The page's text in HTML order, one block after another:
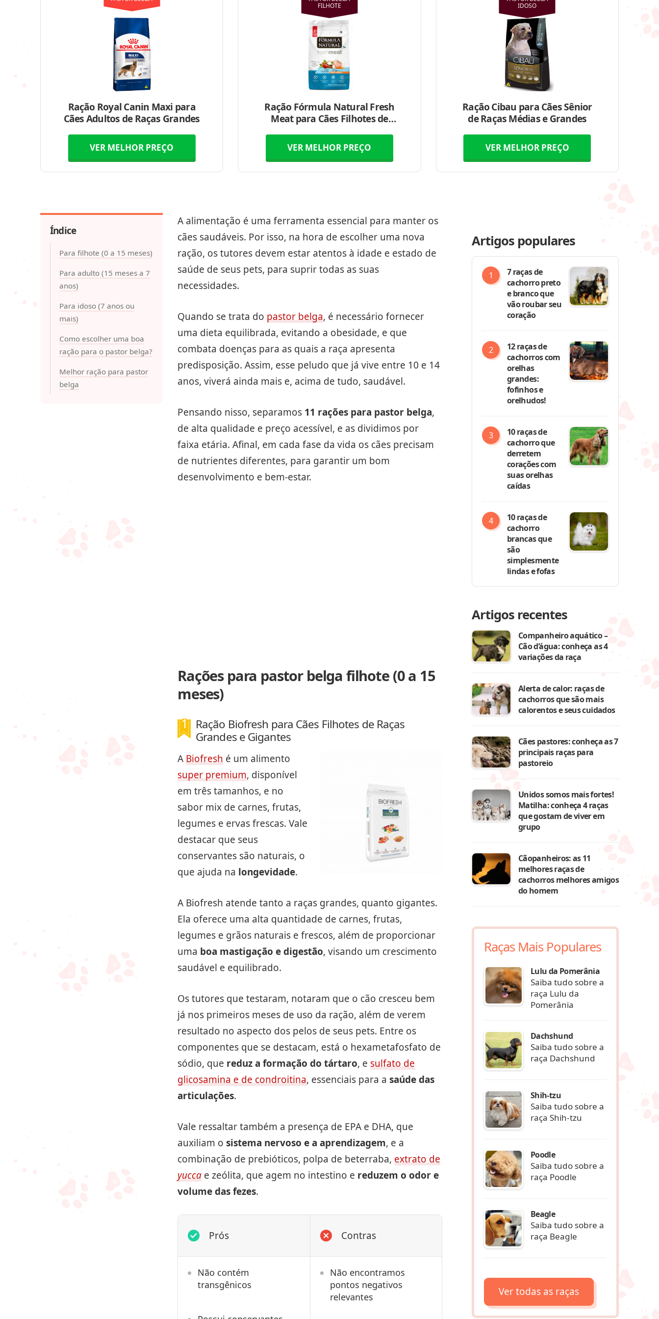
Ração Royal Canin Maxi para
Cães Adultos de Raças Grandes
VER MELHOR PREÇO
FILHOTE
Ração Fórmula Natural Fresh
Meat para Cães Filhotes de
VER MELHOR PREÇO
IDOSO
Ração Cibau para Cães Sênior
de Raças Médias e Grandes
VER MELHOR PREÇO
Índice
Para filhote (0 a 15 meses)
Para adulto (15 meses a 7
anos)
Para idoso (7 anos ou
mais)
Como escolher uma boa
ração para o pastor belga?
Melhor ração para pastor
belga
A alimentação é uma ferramenta essencial para manter os
cães saudáveis. Por isso, na hora de escolher uma nova
ração, os tutores devem estar atentos à idade e estado de
saúde de seus pets, para suprir todas as suas
necessidades.
Quando se trata do pastor belga, é necessário fornecer
uma dieta equilibrada, evitando a obesidade, e que
combata doenças para as quais a raça apresenta
predisposição. Assim, esse peludo que já vive entre 10 e 14
anos, viverá ainda mais e, acima de tudo, saudável.
Pensando nisso, separamos 11 rações para pastor belga,
de alta qualidade e preço acessível, e as dividimos por
faixa etária. Afinal, em cada fase da vida os cães precisam
de nutrientes diferentes, para garantir um bom
desenvolvimento e bem-estar.
Rações para pastor belga filhote (0 a 15
meses)
Ração Biofresh para Cães Filhotes de Raças
Grandes e Gigantes
A Biofresh é um alimento
super premium, disponível
em três tamanhos, e no
sabor mix de carnes, frutas,
legumes e ervas frescas. Vale
destacar que seus
conservantes são naturais, o
que ajuda na longevidade.
A Biofresh atende tanto a raças grandes, quanto gigantes.
Ela oferece uma alta quantidade de carnes, frutas,
legumes e grãos naturais e frescos, além de proporcionar
uma boa mastigação e digestão, visando um crescimento
saudável e equilibrado.
Os tutores que testaram, notaram que o cão cresceu bem
já nos primeiros meses de uso da ração, além de verem
resultado no aspecto dos pelos de seus pets. Entre os
componentes que se destacam, está o hexametafosfato de
sódio, que reduz a formação do tártaro, e sulfato de
glicosamina e de condroitina, essenciais para a saúde das
articulações.
Vale ressaltar também a presença de EPA e DHA, que
auxiliam o sistema nervoso e a aprendizagem, e a
combinação de prebióticos, polpa de beterraba, extrato de
yucca e zeólita, que agem no intestino e reduzem o odor e
volume das fezes.
Prós Contras
Não contém
transgênicos
Não encontramos
pontos negativos
relevantes
Artigos populares
7 raças de
cachorro preto
e branco que
vão roubar seu
coração
12 raças de
cachorros com
orelhas
grandes:
fofinhos e
orelhudos!
10 raças de
cachorro que
derretem
corações com
suas orelhas
caídas
10 raças de
cachorro
brancas que
são
simplesmente
lindas e fofas
Artigos recentes
Companheiro aquático –
Cão d’água: conheça as 4
variações da raça
Alerta de calor: raças de
cachorros que são mais
calorentos e seus cuidados
Cães pastores: conheça as 7
principais raças para
pastoreio
Unidos somos mais fortes!
Matilha: conheça 4 raças
que gostam de viver em
grupo
Cãopanheiros: as 11
melhores raças de
cachorros melhores amigos
do homem
Raças Mais Populares
Lulu da Pomerânia
Saiba tudo sobre a
raça Lulu da
Pomerânia
Dachshund
Saiba tudo sobre a
raça Dachshund
Shih-tzu
Saiba tudo sobre a
raça Shih-tzu
Poodle
Saiba tudo sobre a
raça Poodle
Beagle
Saiba tudo sobre a
raça Beagle
Ver todas as raças